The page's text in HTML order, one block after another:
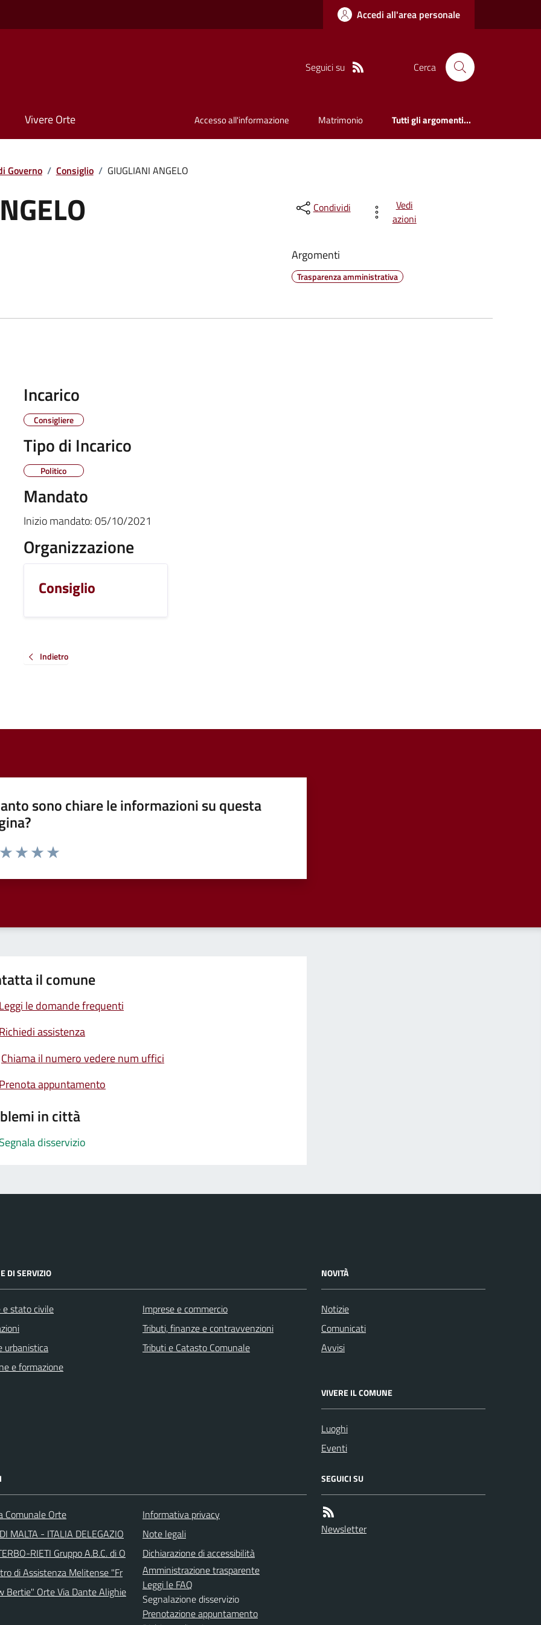
Accedi all'area personale
Seguici su Cerca
Vivere Orte Accesso all'informazione Matrimonio Tutti gli argomenti...
Governo / Consiglio / GIUGLIANI ANGELO
Condividi
Vedi
azioni
Argomenti
Trasparenza amministrativa
Incarico
Consigliere
Tipo di Incarico
Politico
Mandato
Inizio mandato:05/10/2021
Organizzazione
Consiglio
Indietro
sono chiare le informazioni su questa
da 1 a 5 stelle la pagina
il comune
le domande frequenti
assistenza
Chiama il numero vedere num uffici
appuntamento
in città
disservizio
DI SERVIZIO
e stato civile
urbanistica
e formazione
Imprese e commercio
Tributi, finanze e contravvenzioni
Tributi e Catasto Comunale
NOVITÀ
Notizie
Comunicati
Avvisi
VIVERE IL COMUNE
Luoghi
Eventi
Comunale Orte
MALTA - ITALIA DELEGAZIO
RIETI Gruppo A.B.C. di O
di Assistenza Melitense "Fr
Bertie" Orte Via Dante Alighie
Informativa privacy
Note legali
Dichiarazione di accessibilità
Amministrazione trasparente
Leggi le FAQ
Segnalazione disservizio
Prenotazione appuntamento
SEGUICI SU
Newsletter